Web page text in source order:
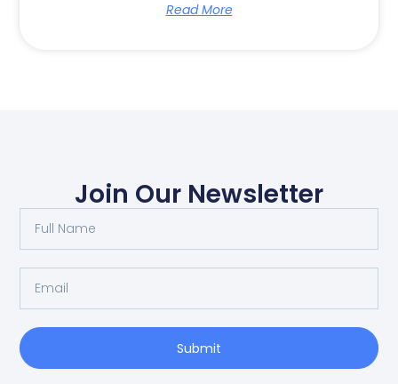
Read More
Join Our Newsletter
Name
Submit